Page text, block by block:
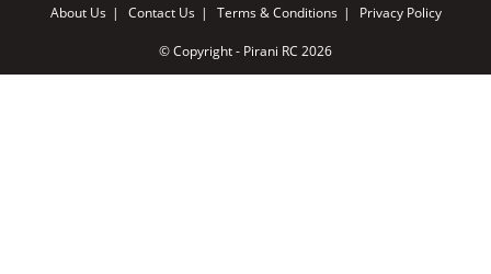
new
new
new
About Us Contact Us Terms & Conditions Privacy Policy
© Copyright - Pirani RC 2026